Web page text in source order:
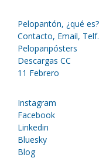
Pelopantón, ¿qué es?
Contacto, Email, Telf.
Pelopanpósters
Descargas CC
11 Febrero
Instagram
Facebook
Linkedin
Bluesky
Blog